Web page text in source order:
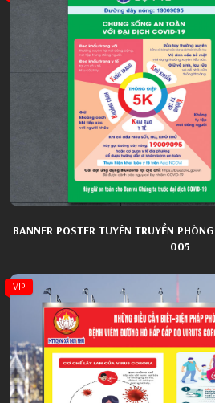
BANNER POSTER TUYÊN TRUYỀN
005
VIP